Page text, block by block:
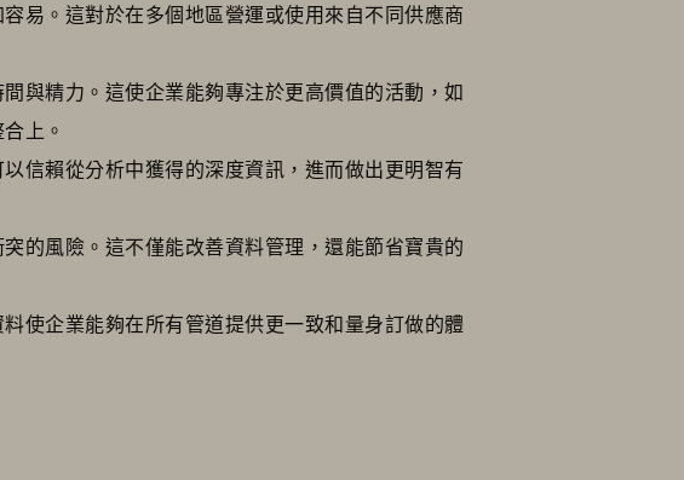
易。這對於在多個地區營運或使用來自不同供應商
與精力。這使企業能夠專注於更高價值的活動，如
上。
信賴從分析中獲得的深度資訊，進而做出更明智有
的風險。這不僅能改善資料管理，還能節省寶貴的
使企業能夠在所有管道提供更一致和量身訂做的體